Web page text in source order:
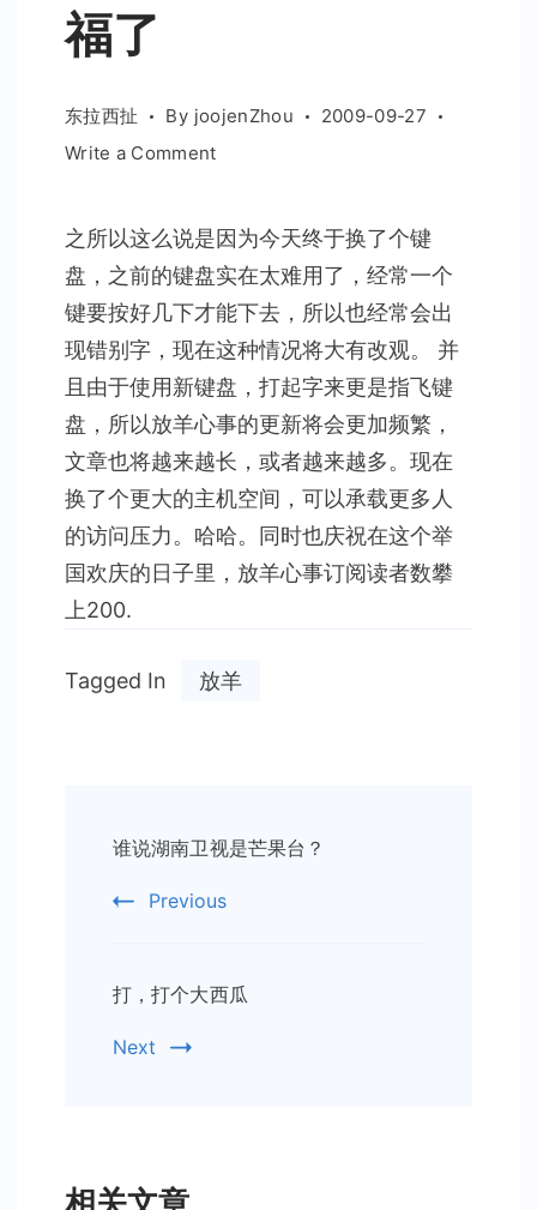
福了
东拉西扯 By joojenZhou
2009-09-27
Write a Commenton
心
事
的
读
有
福
了
之所以这么说是因为今天终于换了个键
盘，之前的键盘实在太难用了，经常一个
键要按好几下才能下去，所以也经常会出
现错别字，现在这种情况将大有改观。 并
且由于使用新键盘，打起字来更是指飞键
盘，所以放羊心事的更新将会更加频繁，
文章也将越来越长，或者越来越多。现在
换了个更大的主机空间，可以承载更多人
的访问压力。哈哈。同时也庆祝在这个举
国欢庆的日子里，放羊心事订阅读者数攀
上200.
Tagged In 放羊
Navigation
谁说湖南卫视是芒果台？
Previous
打，打个大西瓜
Next
相关文章